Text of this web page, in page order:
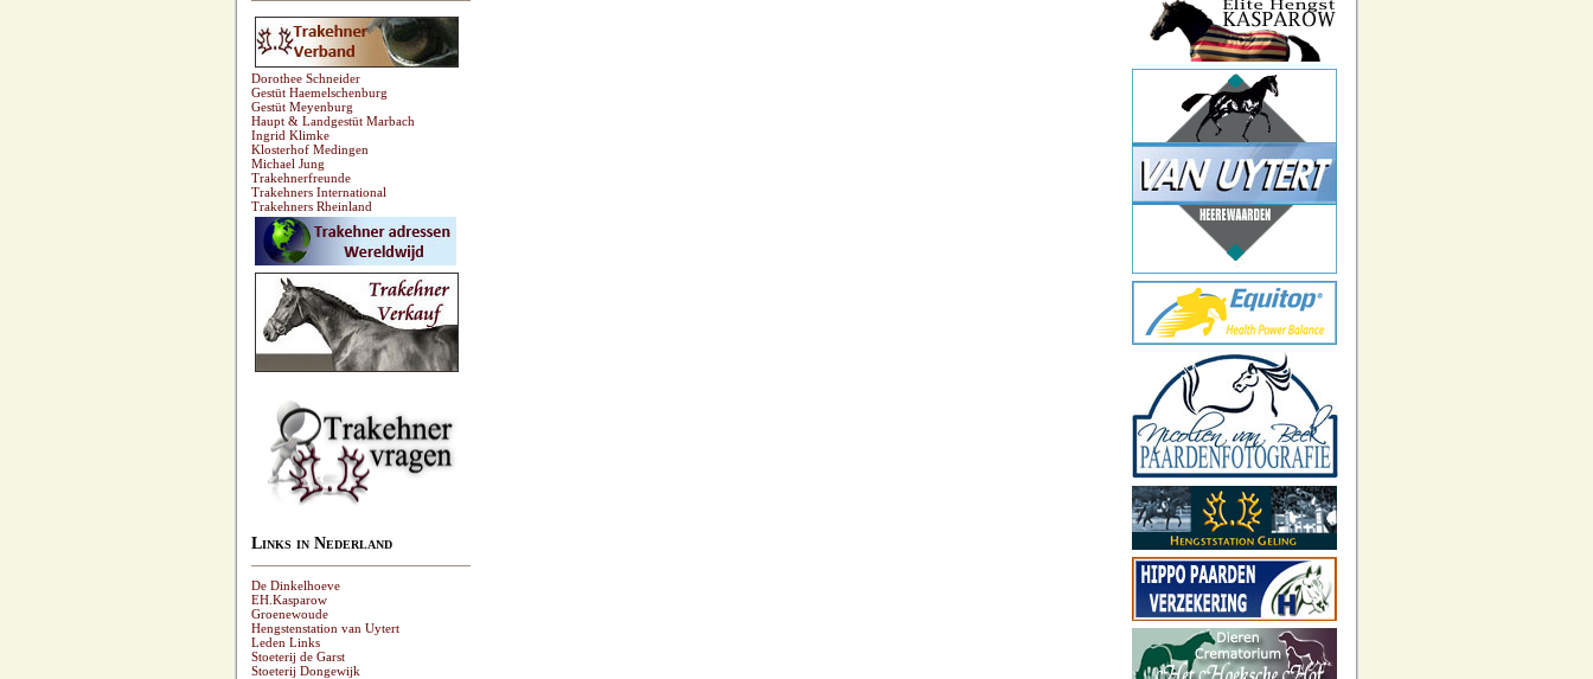
Dorothee Schneider
Gestüt Haemelschenburg
Gestüt Meyenburg
Haupt & Landgestüt Marbach
Ingrid Klimke
Klosterhof Medingen
Michael Jung
Trakehnerfreunde
Trakehners International
Trakehners Rheinland
Links in Nederland
De Dinkelhoeve
EH.Kasparow
Groenewoude
Hengstenstation van Uytert
Leden Links
Stoeterij de Garst
Stoeterij Dongewijk